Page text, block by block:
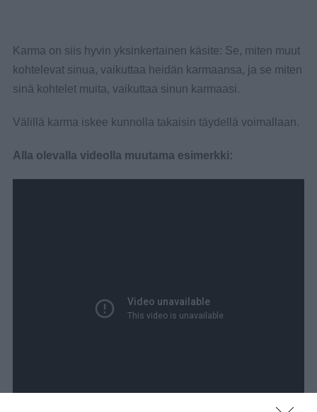
Karma on siis hyvin yksinkertainen käsite: Se, miten muut
kohtelevat sinua, vaikuttaa heidän karmaansa, ja se miten
sinä kohtelet muita, vaikuttaa sinun karmaasi.
Välillä karma iskee kunnolla takaisin täydellä voimallaan.
Alla olevalla videolla muutama esimerkki: